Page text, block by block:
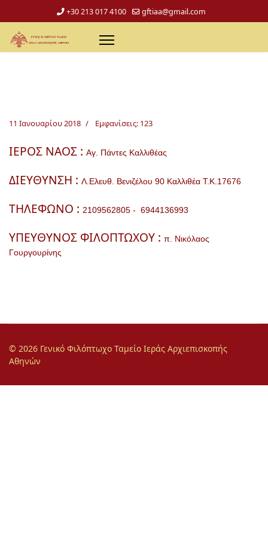
+30 213 017 4100 gftiaa@gmail.com
11 Ιανουαρίου 2018 Εμφανίσεις: 123
ΙΕΡΟΣ ΝΑΟΣ : Αγ. Πάντες Καλλιθέας
ΔΙΕΥΘΥΝΣΗ : Λ.Ελευθ. Βενιζέλου 90 Καλλιθέα Τ.Κ.17676
ΤΗΛΕΦΩΝΟ : 2109562805 - 6944136993
ΥΠΕΥΘΥΝΟΣ ΦΙΛΟΠΤΩΧΟΥ : π. Νικόλαος
Γουργουρίνης
© 2026 Γενικό Φιλόπτωχο Ταμείο Ιεράς Αρχιεπισκοπής
Αθηνών